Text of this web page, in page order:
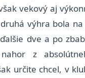
vekový aj
výhra bola
dve a po
z
určite chcel, v